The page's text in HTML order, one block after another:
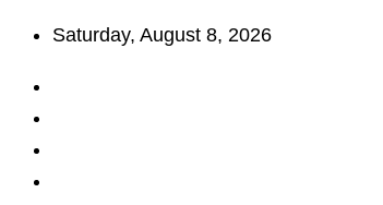
Skip
content
Saturday, August 8, 2026